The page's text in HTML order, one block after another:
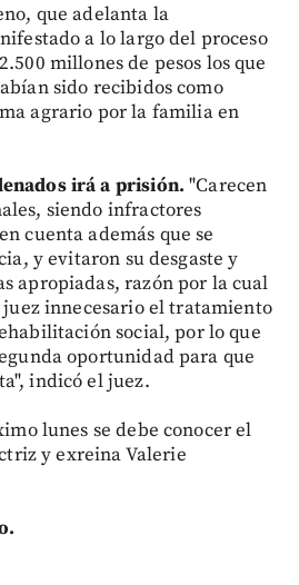
que adelanta la
a lo largo del proceso
millones de pesos los que
sido recibidos como
agrario por la familia en
irá a prisión. "Carecen
siendo infractores
cuenta además que se
y evitaron su desgaste y
apropiadas, razón por la cual
innecesario el tratamiento
social, por lo que
oportunidad para que
indicó el juez.
lunes se debe conocer el
y exreina Valerie